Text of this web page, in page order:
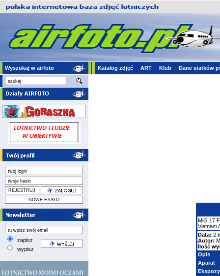
Wyszukaj w airfoto Katalog zdjęć ART Klub Dane statków
zapisz
wypisz
MiG 17 F
Vietnam
Data: 2
Autor:
Ilość
Opis
Aparat